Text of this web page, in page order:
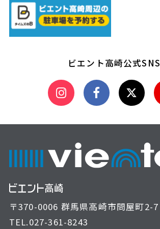
ビエント高崎公式SNS
〒370-0006 群馬県高崎市問屋町2-7
TEL.027-361-8243